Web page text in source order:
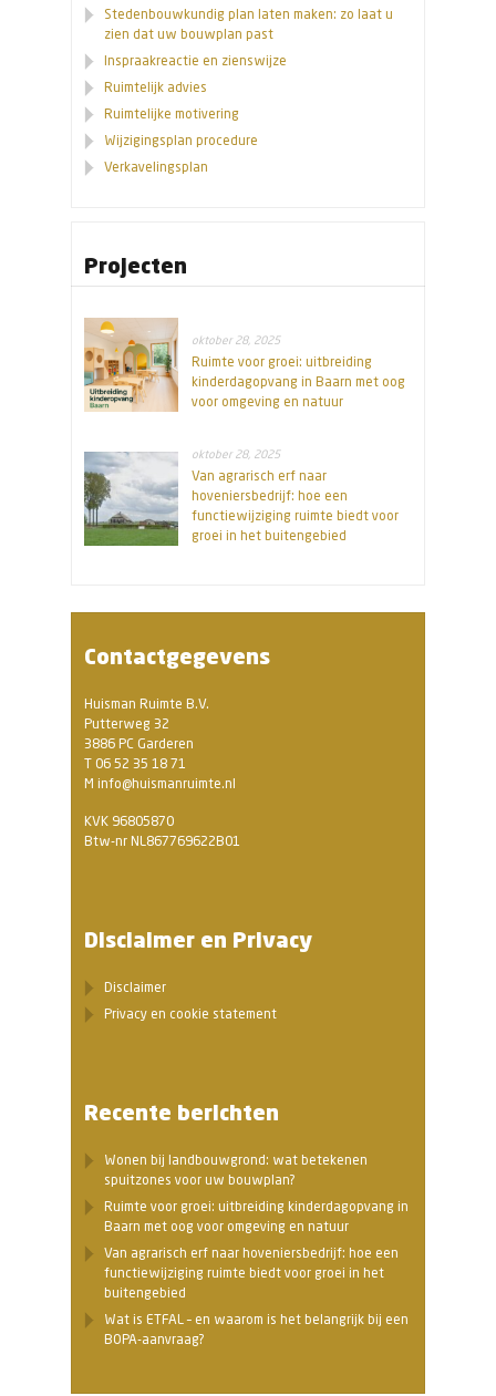
Stedenbouwkundig plan laten maken: zo laat u
zien dat uw bouwplan past
Inspraakreactie en zienswijze
Ruimtelijk advies
Ruimtelijke motivering
Wijzigingsplan procedure
Verkavelingsplan
Projecten
oktober 28, 2025
Ruimte voor groei: uitbreiding
kinderdagopvang in Baarn met oog
voor omgeving en natuur
oktober 28, 2025
Van agrarisch erf naar
hoveniersbedrijf: hoe een
functiewijziging ruimte biedt voor
groei in het buitengebied
Contactgegevens
Huisman Ruimte B.V.
Putterweg 32
3886 PC Garderen
T 06 52 35 18 71
M info@huismanruimte.nl
KVK 96805870
Btw-nr NL867769622B01
Disclaimer en Privacy
Disclaimer
Privacy en cookie statement
Recente berichten
Wonen bij landbouwgrond: wat betekenen
spuitzones voor uw bouwplan?
Ruimte voor groei: uitbreiding kinderdagopvang in
Baarn met oog voor omgeving en natuur
Van agrarisch erf naar hoveniersbedrijf: hoe een
functiewijziging ruimte biedt voor groei in het
buitengebied
Wat is ETFAL – en waarom is het belangrijk bij een
BOPA-aanvraag?